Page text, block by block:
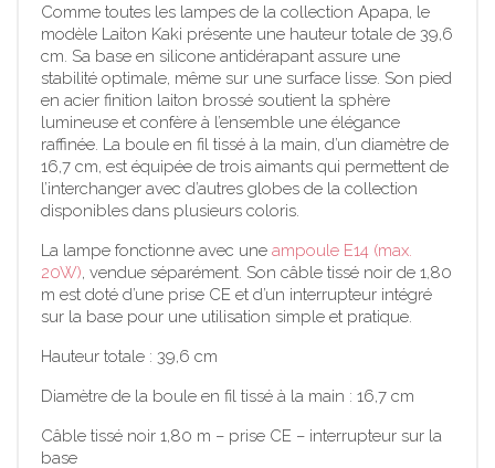
Comme toutes les lampes de la collection Apapa, le
modèle Laiton Kaki présente une hauteur totale de 39,6
cm. Sa base en silicone antidérapant assure une
stabilité optimale, même sur une surface lisse. Son pied
en acier finition laiton brossé soutient la sphère
lumineuse et confère à l’ensemble une élégance
raffinée. La boule en fil tissé à la main, d’un diamètre de
16,7 cm, est équipée de trois aimants qui permettent de
l’interchanger avec d’autres globes de la collection
disponibles dans plusieurs coloris.
La lampe fonctionne avec une ampoule E14 (max.
20W), vendue séparément. Son câble tissé noir de 1,80
m est doté d’une prise CE et d’un interrupteur intégré
sur la base pour une utilisation simple et pratique.
Hauteur totale : 39,6 cm
Diamètre de la boule en fil tissé à la main : 16,7 cm
Câble tissé noir 1,80 m – prise CE – interrupteur sur la
base